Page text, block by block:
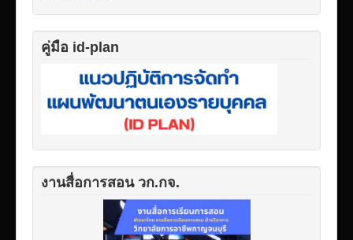
คู่มือ id-plan
งานสื่อการสอน วก.กจ.